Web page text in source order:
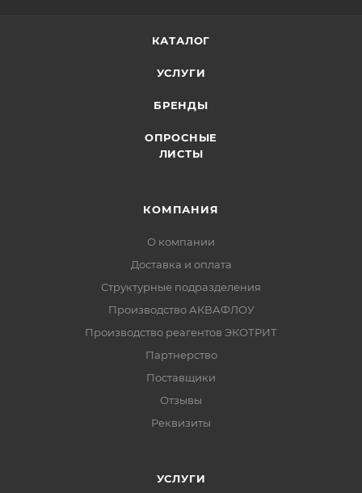
КАТАЛОГ
УСЛУГИ
БРЕНДЫ
ОПРОСНЫЕ
ЛИСТЫ
КОМПАНИЯ
О компании
Доставка и оплата
Структурные подразделения
Производство АКВАФЛОУ
Производство реагентов ЭКОТРИТ
Партнерство
Поставщики
Отзывы
Реквизиты
УСЛУГИ